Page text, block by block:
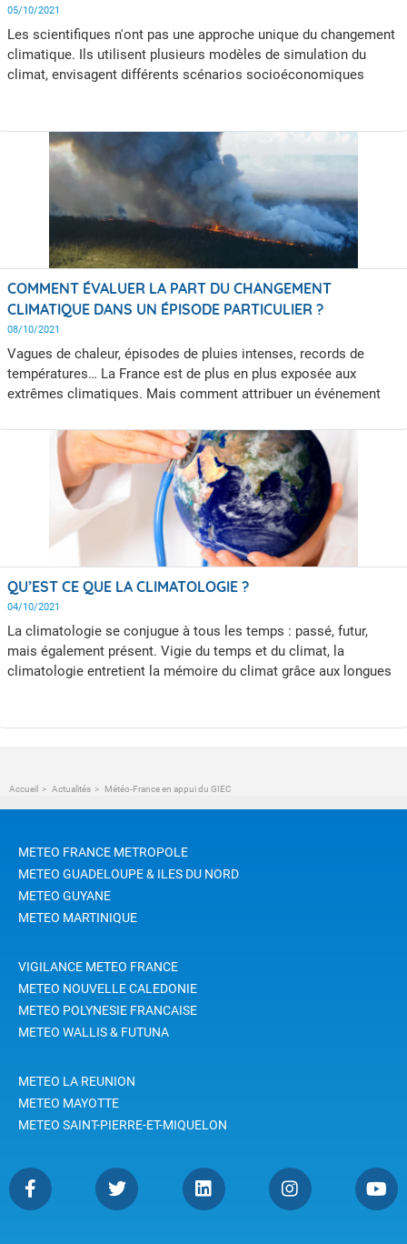
05/10/2021
Les scientifiques n'ont pas une approche unique du changement
climatique. Ils utilisent plusieurs modèles de simulation du
climat, envisagent différents scénarios socioéconomiques
anticipée. Les scénarios socioéconomiques, les modèles et le
climat lui-même sont les trois causes d'incertitudes de la
simulation climatique.
COMMENT ÉVALUER LA PART DU CHANGEMENT
CLIMATIQUE DANS UN ÉPISODE PARTICULIER ?
08/10/2021
Vagues de chaleur, épisodes de pluies intenses, records de
températures… La France est de plus en plus exposée aux
extrêmes climatiques. Mais comment attribuer un événement
évaluer son impact sur sa fréquence et son intensité ?
QU’EST CE QUE LA CLIMATOLOGIE ?
04/10/2021
La climatologie se conjugue à tous les temps : passé, futur,
mais également présent. Vigie du temps et du climat, la
climatologie entretient la mémoire du climat grâce aux longues
changement climatique.
Accueil Actualités Météo-France en appui du GIEC
METEO FRANCE METROPOLE
METEO GUADELOUPE & ILES DU NORD
METEO GUYANE
METEO MARTINIQUE
VIGILANCE METEO FRANCE
METEO NOUVELLE CALEDONIE
METEO POLYNESIE FRANCAISE
METEO WALLIS & FUTUNA
METEO LA REUNION
METEO MAYOTTE
METEO SAINT-PIERRE-ET-MIQUELON